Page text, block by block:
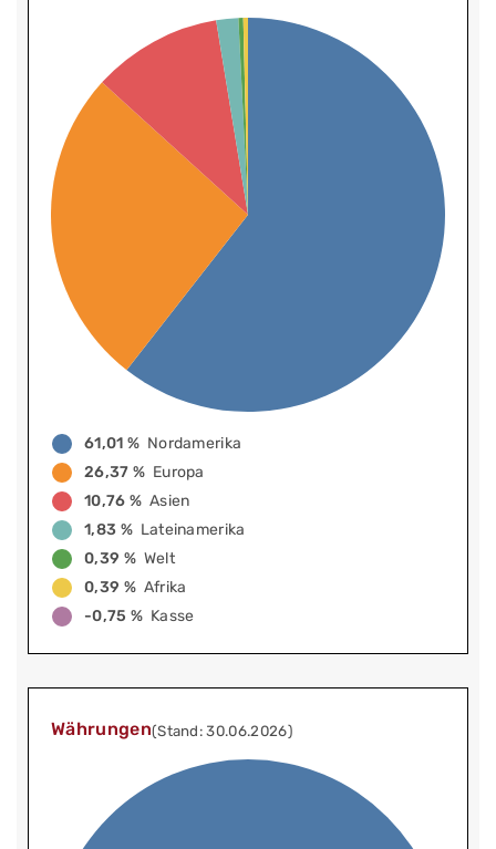
61,01 % Nordamerika
26,37 % Europa
10,76 % Asien
1,83 % Lateinamerika
0,39 % Welt
0,39 % Afrika
-0,75 % Kasse
Währungen(Stand: 30.06.2026)